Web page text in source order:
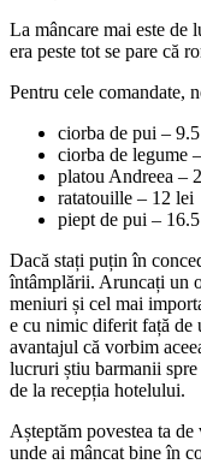
La mâncare mai este de
era peste tot se pare că
Pentru cele comandate,
ciorba de pui –
ciorba de legume
platou Andreea –
ratatouille – 12 lei
piept de pui –
Dacă stați puțin în
întâmplării. Aruncați un
meniuri și cel mai
e cu nimic diferit față de
avantajul că vorbim
lucruri știu barmanii spre
de la recepția hotelului.
Așteptăm povestea ta
unde ai mâncat bine în